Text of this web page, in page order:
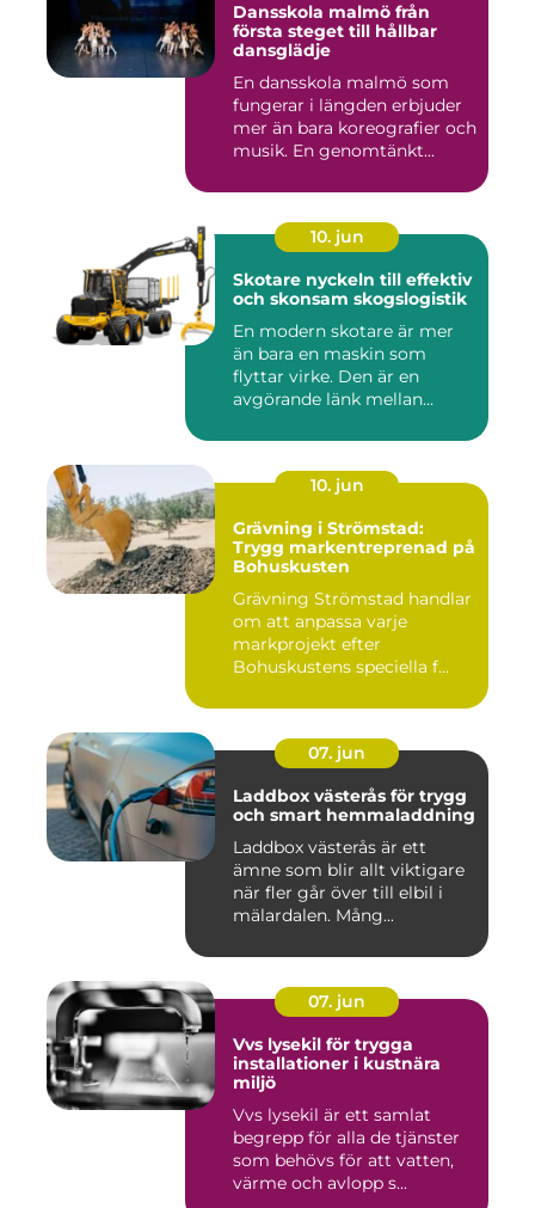
Dansskola malmö från
första steget till hållbar
dansglädje
En dansskola malmö som
fungerar i längden erbjuder
mer än bara koreografier och
musik. En genomtänkt...
10. jun
Skotare nyckeln till effektiv
och skonsam skogslogistik
En modern skotare är mer
än bara en maskin som
flyttar virke. Den är en
avgörande länk mellan
10. jun
Grävning i Strömstad:
Trygg markentreprenad på
Bohuskusten
Grävning Strömstad handlar
om att anpassa varje
markprojekt efter
Bohuskustens speciella f...
07. jun
Laddbox västerås för trygg
och smart hemmaladdning
Laddbox västerås är ett
ämne som blir allt viktigare
när fler går över till elbil i
mälardalen. Mång...
07. jun
Vvs lysekil för trygga
installationer i kustnära
miljö
Vvs lysekil är ett samlat
begrepp för alla de tjänster
som behövs för att vatten,
värme och avlopp s...